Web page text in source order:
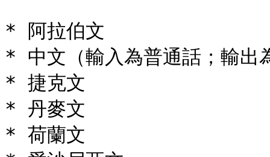
* 阿拉伯文
* 中文（輸入為普通話；輸出
* 捷克文
* 丹麥文
* 荷蘭文